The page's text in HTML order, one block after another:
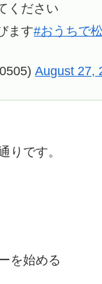
ください
ます#おうちで
August 27,
りです。
を始める